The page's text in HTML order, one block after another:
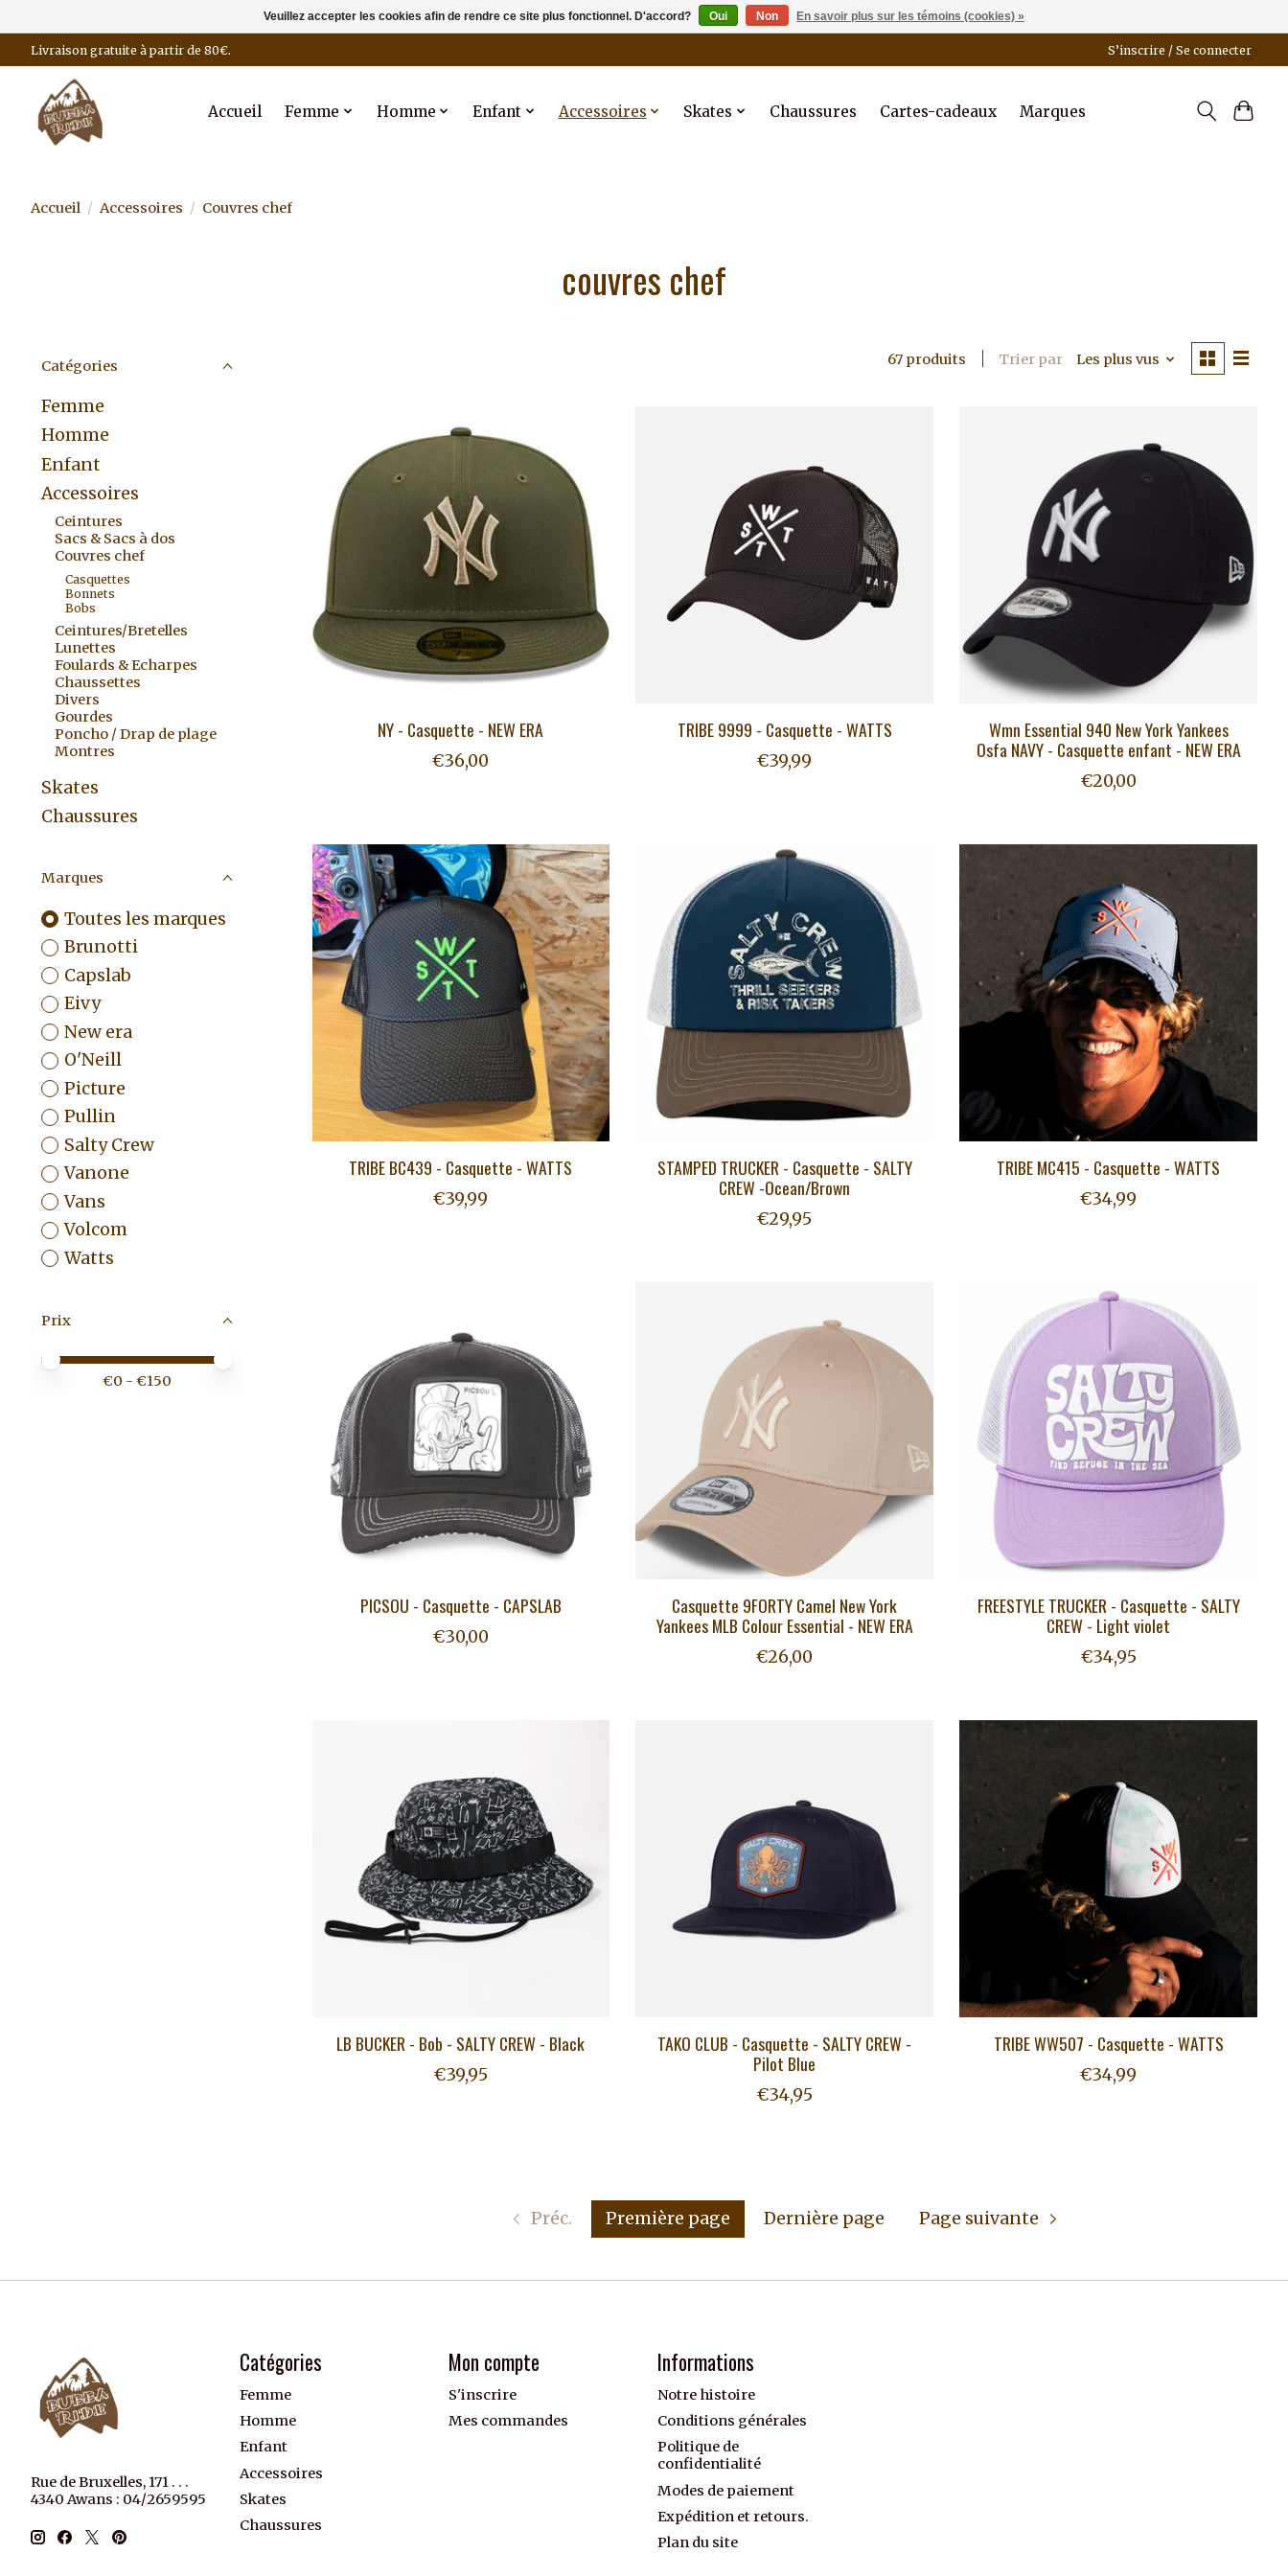
Livraison gratuite à partir de 80€. S’inscrire / Se connecter
Accueil Femme Homme Enfant Accessoires Skates Chaussures Cartes-cadeaux Marques
Accueil / Accessoires / Couvres chef
couvres chef
Catégories
Femme
Homme
Enfant
Accessoires
Ceintures
Sacs & Sacs à dos
Couvres chef
Casquettes
Bonnets
Bobs
Ceintures/Bretelles
Lunettes
Foulards & Echarpes
Chaussettes
Divers
Gourdes
Poncho / Drap de plage
Montres
Skates
Chaussures
Marques
Toutes les marques
Brunotti
Capslab
Eivy
New era
O'Neill
Picture
Pullin
Salty Crew
Vanone
Vans
Volcom
Watts
Prix
Prix minimum
Price maximum value
€0 - €150
67 produits Trier par Les plus vus
NY - Casquette - NEW ERA
€36,00
TRIBE 9999 - Casquette - WATTS
€39,99
Wmn Essential 940 New York Yankees
Osfa NAVY - Casquette enfant - NEW ERA
€20,00
TRIBE BC439 - Casquette - WATTS
€39,99
STAMPED TRUCKER - Casquette - SALTY
CREW -Ocean/Brown
€29,95
TRIBE MC415 - Casquette - WATTS
€34,99
PICSOU - Casquette - CAPSLAB
€30,00
Casquette 9FORTY Camel New York
Yankees MLB Colour Essential - NEW ERA
€26,00
FREESTYLE TRUCKER - Casquette - SALTY
CREW - Light violet
€34,95
LB BUCKER - Bob - SALTY CREW - Black
€39,95
TAKO CLUB - Casquette - SALTY CREW -
Pilot Blue
€34,95
TRIBE WW507 - Casquette - WATTS
€34,99
Préc. Première page Dernière page Page suivante
Rue de Bruxelles, 171 . . .
4340 Awans : 04/2659595
Catégories
Femme
Homme
Enfant
Accessoires
Skates
Chaussures
Mon compte
S'inscrire
Mes commandes
Informations
Notre histoire
Conditions générales
Politique de
confidentialité
Modes de paiement
Expédition et retours.
Plan du site
Veuillez accepter les cookies afin de rendre ce site plus fonctionnel. D'accord? Oui Non En savoir plus sur les témoins (cookies) »